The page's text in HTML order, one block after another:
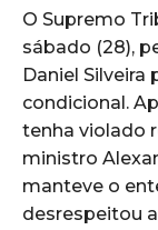
O Supremo
sábado (28),
Daniel Silveira
condicional.
tenha violado
ministro
manteve o
desrespeitou